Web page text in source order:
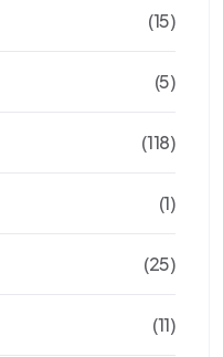
(15)
(5)
(118)
(1)
(25)
(11)